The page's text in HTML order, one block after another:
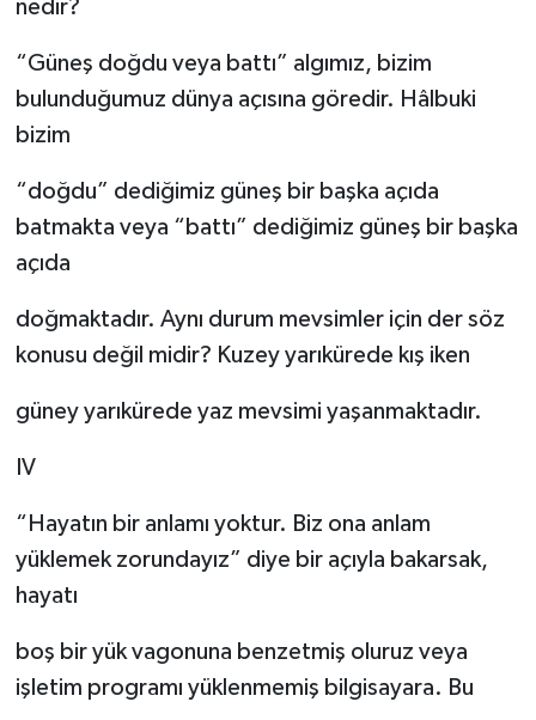
nedir?
“Güneş doğdu veya battı” algımız, bizim
bulunduğumuz dünya açısına göredir. Hâlbuki
bizim
“doğdu” dediğimiz güneş bir başka açıda
batmakta veya “battı” dediğimiz güneş bir başka
açıda
doğmaktadır. Aynı durum mevsimler için der söz
konusu değil midir? Kuzey yarıkürede kış iken
güney yarıkürede yaz mevsimi yaşanmaktadır.
IV
“Hayatın bir anlamı yoktur. Biz ona anlam
yüklemek zorundayız” diye bir açıyla bakarsak,
hayatı
boş bir yük vagonuna benzetmiş oluruz veya
işletim programı yüklenmemiş bilgisayara. Bu